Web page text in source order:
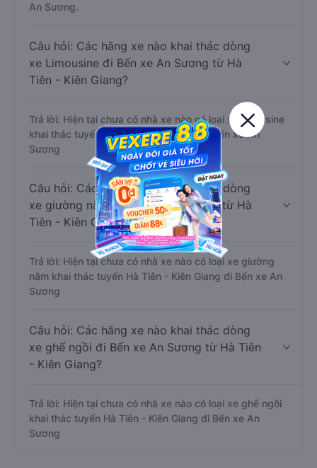
nằm đôi khai thác tuyến Hà Tiên - Kiên Giang đi Bến xe
An Sương.
xe Limousine đi Bến xe An Sương từ Hà
Tiên - Kiên Giang?
Trả lời: Hiện tại chưa có nhà xe nào có loại xe limousine
khai thác tuyến Hà Tiên - Kiên Giang đi Bến xe An
Sương
Câu hỏi: Các hãng xe nào khai thác dòng
xe giường nằm đi Bến xe An Sương từ Hà
Tiên - Kiên Giang?
nằm khai thác tuyến Hà Tiên - Kiên Giang đi Bến xe An
Sương
xe ghế ngồi đi Bến xe An Sương từ Hà Tiên
- Kiên Giang?